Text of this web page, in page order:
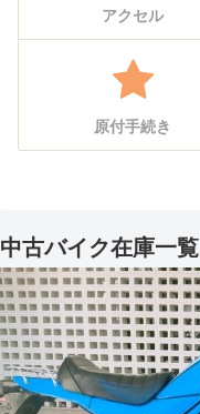
アクセル
原付手続き
中古バイク在庫一覧